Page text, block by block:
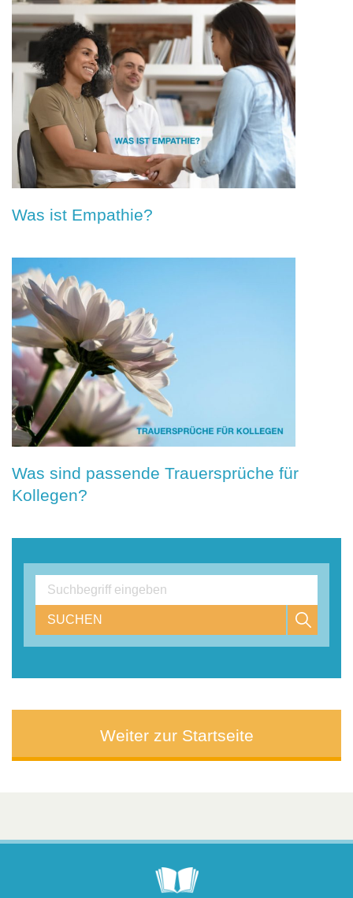
Was ist Empathie?
Was sind passende Trauersprüche für
Kollegen?
SUCHEN
Weiter zur Startseite